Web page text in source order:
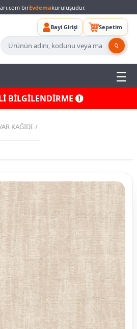
birEvdemakuruluşudur.
Bayi Girişi Sepetim
BİLGİLENDİRME
KAĞIDI